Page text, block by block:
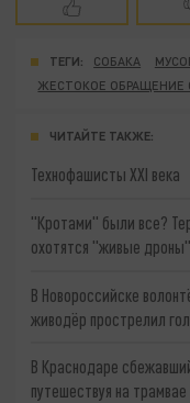
ТЕГИ: СОБАКА
ЖЕСТОКОЕ
ЧИТАЙТЕ ТАКЖЕ:
Технофашисты XXI века
"Кротами" были все?
охотятся "живые дроны"
В Новороссийске
живодёр прострелил
В Краснодаре
путешествуя на трамвае